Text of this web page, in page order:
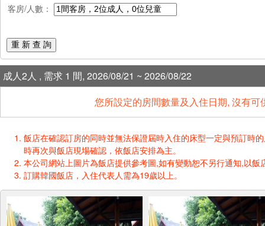
客房/人數：
重 新 查 詢
成人2人 , 需求 1 間, 2026/08/21 ~ 2026/08/22
您所設定的房間數量及入住日期, 沒有
飯店在確認訂房的同時並無法保證屆時入住的床型一定與預訂時
時再次與飯店現場確認，依飯店安排為主。
本公司網站上圖片為飯店提供參考圖,如有變動恕不另行通知,以飯
訂購韓國飯店，入住代表人需為19歲以上。